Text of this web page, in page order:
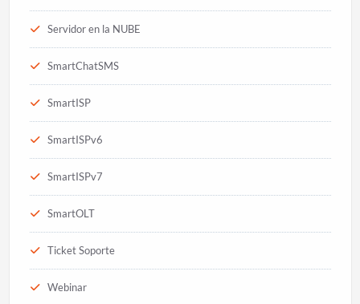
Servidor en la NUBE
SmartChatSMS
SmartISP
SmartISPv6
SmartISPv7
SmartOLT
Ticket Soporte
Webinar